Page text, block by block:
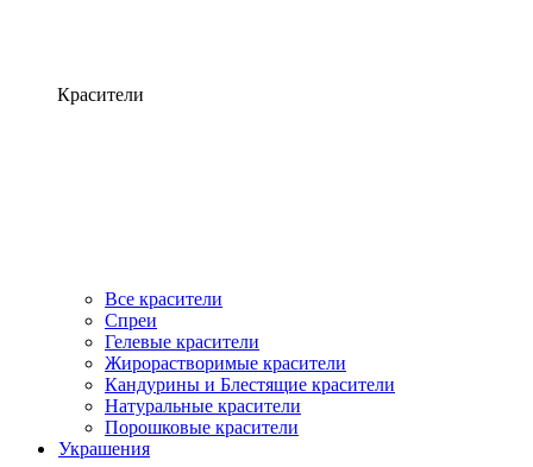
Красители
Все красители
Спреи
Гелевые красители
Жирорастворимые красители
Кандурины и Блестящие красители
Натуральные красители
Порошковые красители
Украшения